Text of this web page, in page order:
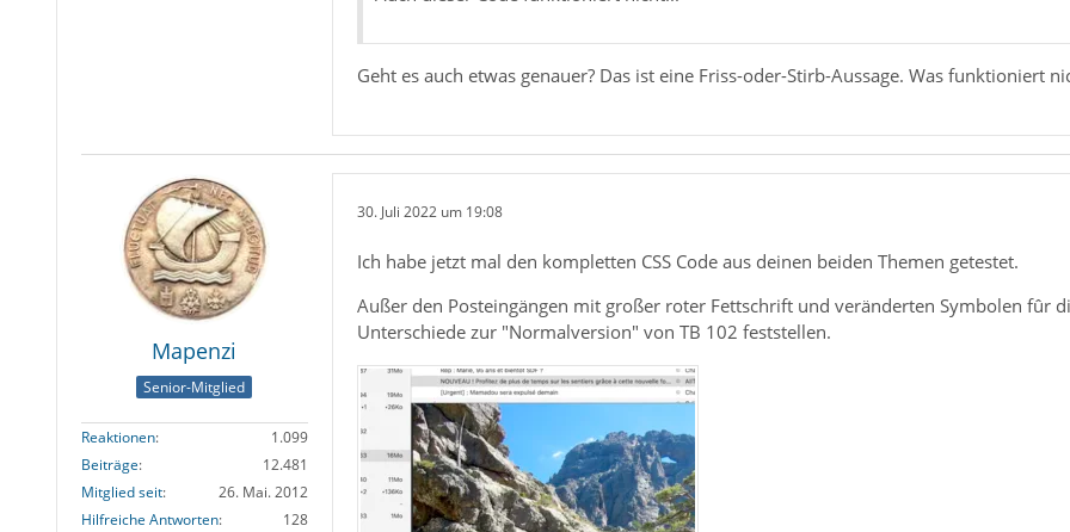
    .tabmail-tab[type="folder"][ServerType="pop3"],
list-style-image: url("data:image/
8//e/53mfR/
0vC6GnhLoKaE2O5n+woVwrwg6ToArf4C2/fDWjt2ac12SZFs2OfG93fQYb85A/0/
f8frd9/rlP0iqkpQmSd8Ay6rXqQXBI14AAAAASUVORK5CYII=") !important;
list-style-image: url("data:image/
T3U/ScRSHv9XW6i/
Znrtznp2dnUPIjjSz459oFFKYNQqYNQrMTX3FZ6EAkg6uemftVkqiA48WR/
LKNgSJAWe9CmODW6alU3BSjkx0lqDeb0RSukohK/
Geht es auch etwas genauer? Das ist eine Friss-oder-Stirb-Aussage. Was funktioniert
Mapenzi
Senior-Mitglied
Reaktionen
1.099
Beiträge
12.481
Mitglied seit
26. Mai. 2012
Hilfreiche Antworten
128
30. Juli 2022 um 19:08
Ich habe jetzt mal den kompletten CSS Code aus deinen beiden Themen getestet.
Außer den Posteingängen mit großer roter Fettschrift und veränderten Symbolen fûr
Unterschiede zur "Normalversion" von TB 102 feststellen.